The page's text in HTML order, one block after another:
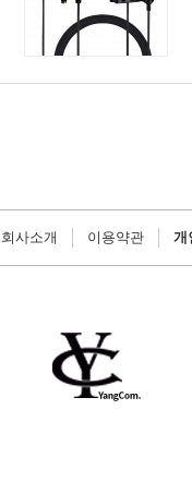
회사소개 이용약관 개